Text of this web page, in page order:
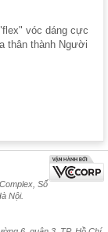
vóc dáng cực
thân thành Người
Số
Nội.